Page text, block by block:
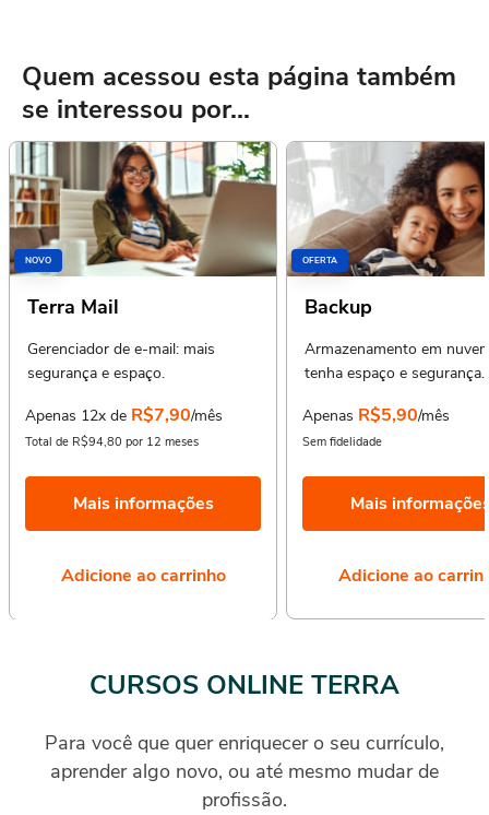
Quem acessou esta página também
se interessou por...
NOVO
Terra Mail
Gerenciador de e-mail: mais
segurança e espaço.
Apenas 12x de R$7,90/mês
Total de R$94,80 por 12 meses
Mais informações
Adicione ao carrinho
OFERTA
Backup
Armazenamento em
tenha espaço e segurança.
Apenas R$5,90/mês
Sem fidelidade
Mais
Adicione ao
CURSOS ONLINE TERRA
Para você que quer enriquecer o seu currículo,
aprender algo novo, ou até mesmo mudar de
profissão.